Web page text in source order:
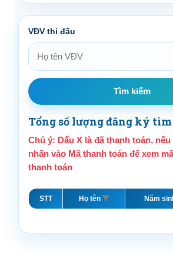
VĐV thi đấu
Tìm kiếm
Tổng số lượng đăng ký
Chú ý: Dấu X là đã thanh toán,
nhấn vào Mã thanh toán để xem
thanh toán
STT Họ tên Năm